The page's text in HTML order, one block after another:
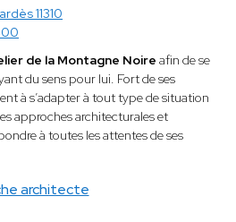
architecte
11310
de la Montagne Noire afin de se
du sens pour lui. Fort de ses
à s’adapter à tout type de situation
approches architecturales et
à toutes les attentes de ses